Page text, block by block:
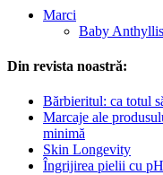
Marci
Baby Anthyllis
Din revista noastră:
Bărbieritul: ca totul
Marcaje ale
minimă
Skin Longevity
Îngrijirea pielii cu